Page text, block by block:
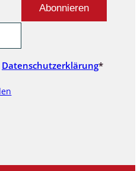
Datenschutzerklärung*